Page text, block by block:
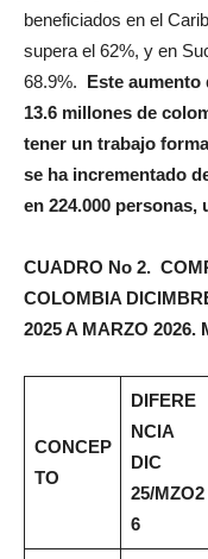
beneficiados en el
supera el 62%, y en
68.9%. Este aumento
13.6 millones de
tener un trabajo
se ha incrementado
en 224.000 personas,
CUADRO No 2.
COLOMBIA
2025 A MARZO 2026.
CONCEP
TO
DIFERE
NCIA
DIC
25/MZO2
6